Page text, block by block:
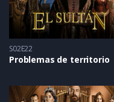
S02E22
Problemas de territorio